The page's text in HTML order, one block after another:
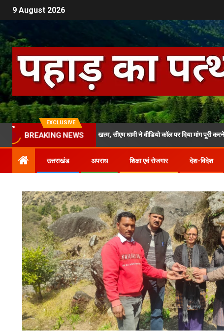
9 August 2026
EXCLUSIVE
BREAKING NEWS
लोगों का आमरण अनशन खत्म, सीएम धामी ने वीडियो कॉल पर दिया मांग पूरी करने का भरोसा
उत्तराखंड अपराध शिक्षा एवं रोजगार देश-विदेश